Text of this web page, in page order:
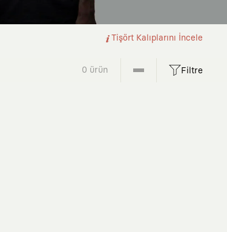
Tişört Kalıplarını İncele
0 ürün Filtre